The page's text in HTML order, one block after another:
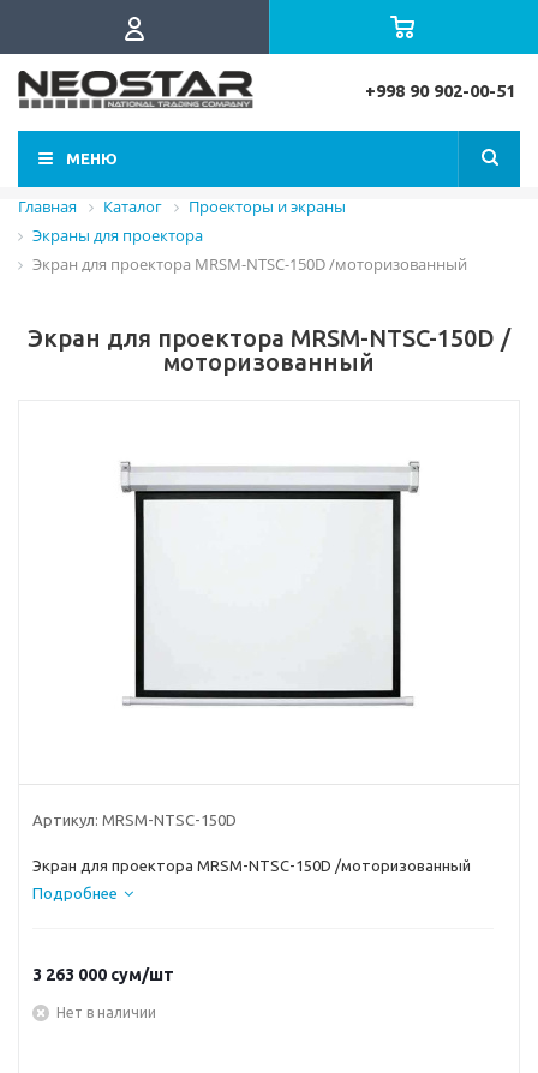
+998 90 902-00-51
МЕНЮ
Главная Каталог
Проекторы и экраны
Экраны для проектора
Экран для проектора MRSM-NTSC-150D /моторизованный
Экран для проектора MRSM-NTSC-150D /
моторизованный
Артикул: MRSM-NTSC-150D
Экран для проектора MRSM-NTSC-150D /моторизованный
Подробнее
3 263 000 сум/шт
Нет в наличии